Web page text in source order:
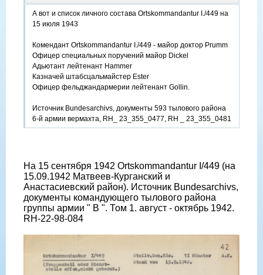
А вот и список личного состава Ortskommandantur I./449 на
15 июля 1943
Комендант Ortskommandantur I./449 - майор доктор Prumm
Офицер специальных поручений майор Dickel
Адьютант лейтенант Hammer
Казначей штабсцальмайстер Ester
Офицер фельджандармерии лейтенант Gollin.
Источник Bundesarchivs, документы 593 тылового района
6-й армии вермахта, RН_ 23_355_0477, RН _ 23_355_0481
На 15 сентября 1942 Ortskommandantur I/449 (на
15.09.1942 Матвеев-Курганский и
Анастасиевский район). Источник Bundesarchivs,
документы командующего тылового района
группы армии " В ". Том 1. август - октябрь 1942.
RH-22-98-084